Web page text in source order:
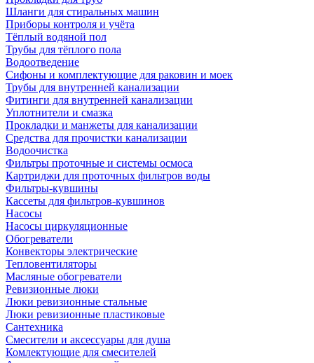
Шланги для стиральных машин
Приборы контроля и учёта
Тёплый водяной пол
Трубы для тёплого пола
Водоотведение
Сифоны и комплектующие для раковин и моек
Трубы для внутренней канализации
Фитинги для внутренней канализации
Уплотнители и смазка
Прокладки и манжеты для канализации
Средства для прочистки канализации
Водоочистка
Фильтры проточные и системы осмоса
Картриджи для проточных фильтров воды
Фильтры-кувшины
Кассеты для фильтров-кувшинов
Насосы
Насосы циркуляционные
Обогреватели
Конвекторы электрические
Тепловентиляторы
Масляные обогреватели
Ревизионные люки
Люки ревизионные стальные
Люки ревизионные пластиковые
Сантехника
Смесители и аксессуары для душа
Комлектующие для смесителей